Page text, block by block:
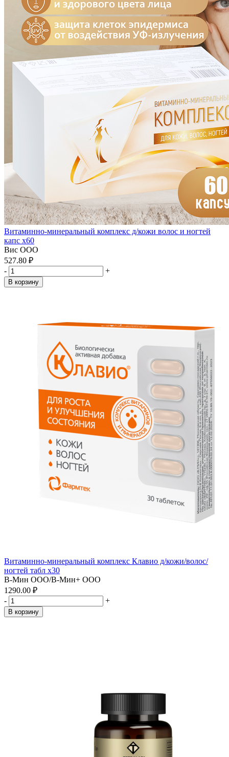
Витаминно-минеральный комплекс д/кожи волос и ногтей
капс x60
Вис ООО
527.80 ₽
-
+
В корзину
Витаминно-минеральный комплекс Клавио д/кожи/волос/
ногтей табл x30
В-Мин ООО/В-Мин+ ООО
1290.00 ₽
-
+
В корзину